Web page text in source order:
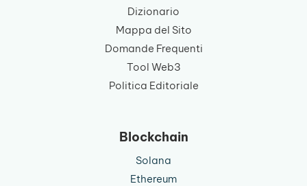
Dizionario
Mappa del Sito
Domande Frequenti
Tool Web3
Politica Editoriale
Blockchain
Solana
Ethereum